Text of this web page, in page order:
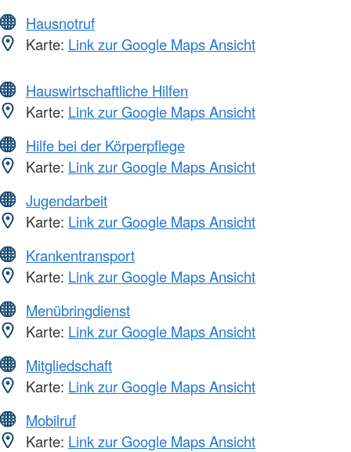
Hausnotruf
Karte: Link zur Google Maps Ansicht
Hauswirtschaftliche Hilfen
Karte: Link zur Google Maps Ansicht
Hilfe bei der Körperpflege
Karte: Link zur Google Maps Ansicht
Jugendarbeit
Karte: Link zur Google Maps Ansicht
Krankentransport
Karte: Link zur Google Maps Ansicht
Menübringdienst
Karte: Link zur Google Maps Ansicht
Mitgliedschaft
Karte: Link zur Google Maps Ansicht
Mobilruf
Karte: Link zur Google Maps Ansicht